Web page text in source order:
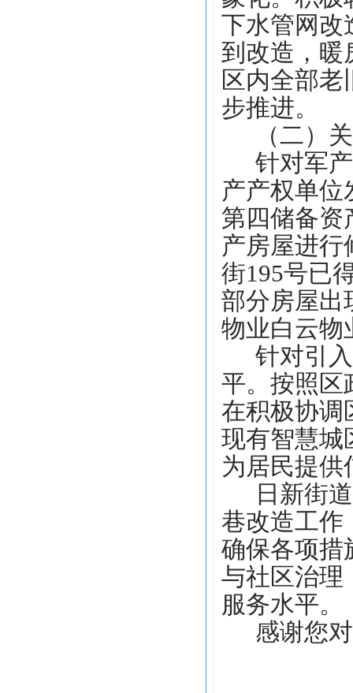
下水管网改
到改造，暖
区内全部
步推进。
（二）
针对军
产产权单位
第四储备资
产房屋进行
街195号已
部分房屋出
物业白云物
针对引
平。按照区
在积极协调
现有智慧城
为居民提供
日新街
巷改造工作
确保各项措
与社区治理
服务水平。
感谢您